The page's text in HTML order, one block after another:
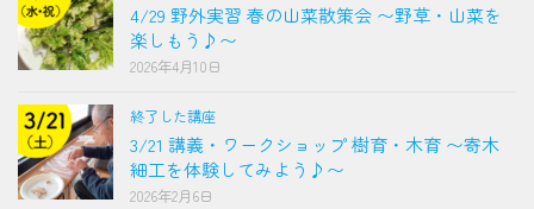
4/29 野外実習 春の山菜散策会 〜野草・山菜を
楽しもう♪〜
2026年4月10日
終了した講座
3/21 講義・ワークショップ 樹育・木育 〜寄木
細工を体験してみよう♪〜
2026年2月6日